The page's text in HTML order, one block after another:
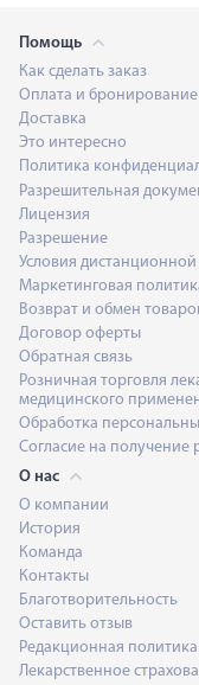
Помощь
Как сделать заказ
Оплата и бронирование
Доставка
Это интересно
Политика
Разрешительная
Лицензия
Разрешение
Условия
Маркетинговая
Возврат и обмен
Договор оферты
Обратная связь
Розничная торговля
медицинского
Обработка
Согласие на получение
О нас
О компании
История
Команда
Контакты
Благотворительность
Оставить отзыв
Редакционная политика
Лекарственное